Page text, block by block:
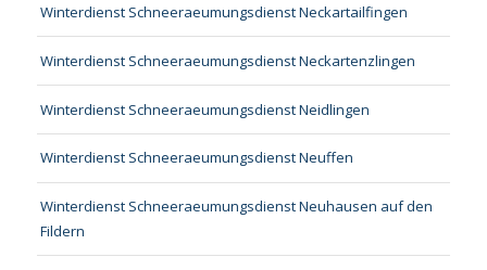
Winterdienst Schneeraeumungsdienst Neckartailfingen
Winterdienst Schneeraeumungsdienst Neckartenzlingen
Winterdienst Schneeraeumungsdienst Neidlingen
Winterdienst Schneeraeumungsdienst Neuffen
Winterdienst Schneeraeumungsdienst Neuhausen auf den
Fildern